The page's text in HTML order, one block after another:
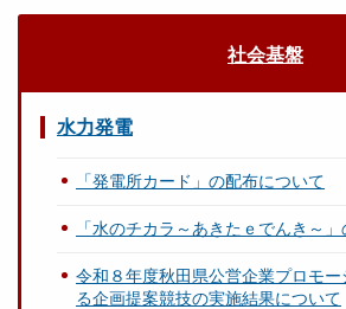
社会基盤
水力発電
「発電所カード」の配布について
「水のチカラ～あきたｅでんき～
令和８年度秋田県公営企業プロモ
る企画提案競技の実施結果について